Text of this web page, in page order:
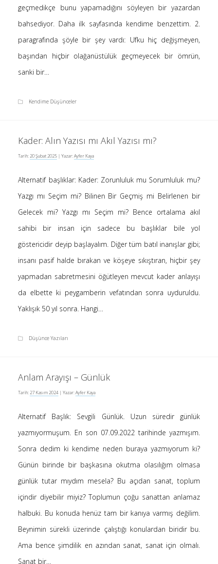
Film Tavsiyesi(52)
Kendime Düşünceler (4)
(47)
geçmedikçe bunu yapamadığını söyleyen bir yazardan
bahsediyor. Daha ilk sayfasında kendime benzettim. 2.
paragrafında şöyle bir şey vardı: Ufku hiç değişmeyen,
başından hiçbir olağanüstülük geçmeyecek bir ömrün,
sanki bir…
Kendime Düşünceler
Kader: Alın Yazısı mı Akıl Yazısı mı?
Tarih: 20 Şubat 2025 | Yazar:Ayfer Kaya
Alternatif başlıklar: Kader: Zorunluluk mu Sorumluluk mu?
Yazgı mı Seçim mi? Bilinen Bir Geçmiş mi Belirlenen bir
Gelecek mi? Yazgı mı Seçim mi? Bence ortalama akıl
sahibi bir insan için sadece bu başlıklar bile yol
göstericidir deyip başlayalım. Diğer tüm batıl inanışlar gibi;
insanı pasif halde bırakan ve köşeye sıkıştıran, hiçbir şey
yapmadan sabretmesini öğütleyen mevcut kader anlayışı
da elbette ki peygamberin vefatından sonra uyduruldu.
Yaklışık 50 yıl sonra. Hangi…
Düşünce Yazıları
Anlam Arayışı – Günlük
Tarih: 27 Kasım 2024 | Yazar:Ayfer Kaya
Alternatif Başlık: Sevgili Günlük. Uzun süredir günlük
yazmıyormuşum. En son 07.09.2022 tarihinde yazmışım.
Sonra dedim ki kendime neden buraya yazmıyorum ki?
Günün birinde bir başkasına okutma olasılığım olmasa
günlük tutar mıydım mesela? Bu açıdan sanat, toplum
içindir diyebilir miyiz? Toplumun çoğu sanattan anlamaz
halbuki. Bu konuda henüz tam bir kanıya varmış değilim.
Beynimin sürekli üzerinde çalıştığı konulardan biridir bu.
Ama bence şimdilik en azından sanat, sanat için olmalı.
Sanat bir…